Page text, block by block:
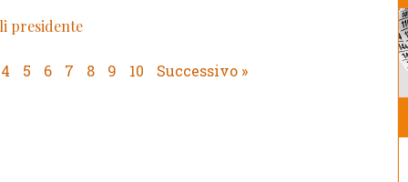
presidente
4 5 6 7 8 9 10 Successivo »